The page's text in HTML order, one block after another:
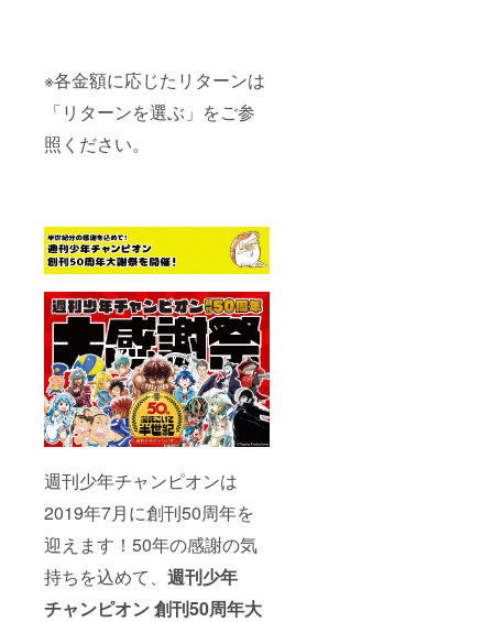
※各金額に応じたリターンは
「リターンを選ぶ」をご参
照ください。
週刊少年チャンピオンは
2019年7月に創刊50周年を
迎えます！50年の感謝の気
持ちを込めて、 週刊少年
チャンピオン 創刊50周年大